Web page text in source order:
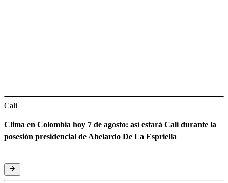
Cali
Clima en Colombia hoy 7 de agosto: así estará Cali durante la
posesión presidencial de Abelardo De La Espriella